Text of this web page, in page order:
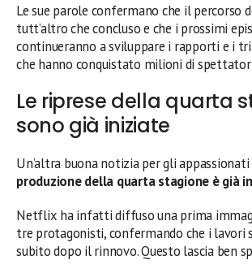
Le sue parole confermano che il percorso
tutt’altro che concluso e che i prossimi
continueranno a sviluppare i rapporti e i
che hanno conquistato milioni di
Le riprese della quarta
sono già iniziate
Un’altra buona notizia per gli appassionati
produzione della quarta stagione è già
Netflix ha infatti diffuso una prima
tre protagonisti, confermando che i lavori
subito dopo il rinnovo. Questo lascia ben